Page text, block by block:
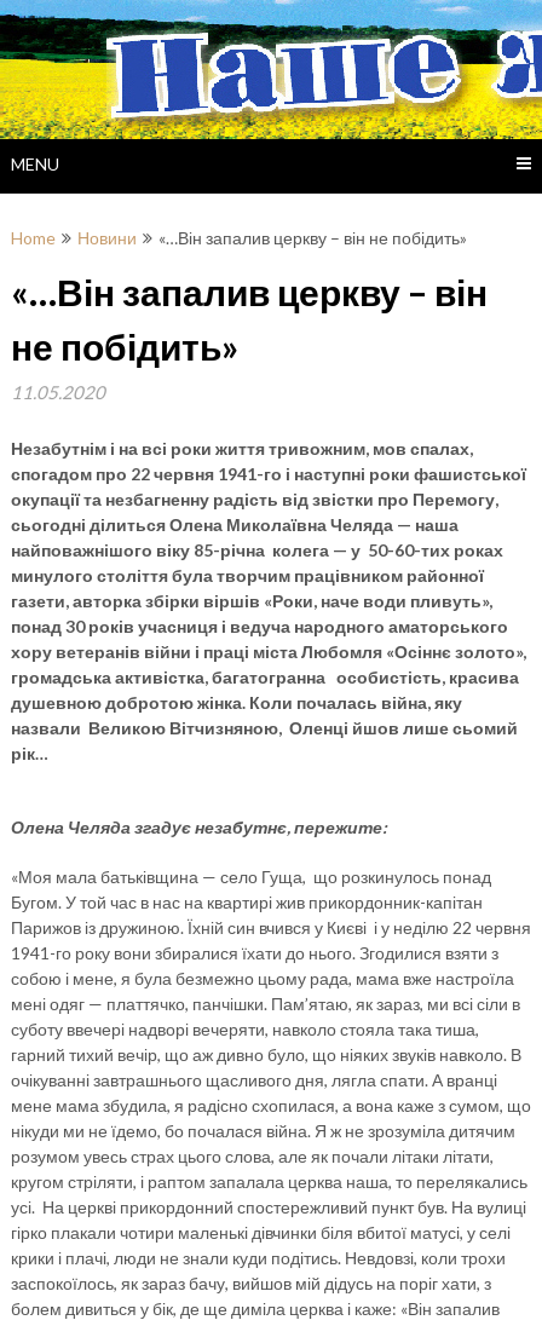
Skip
to
content
MENU
Home Новини «…Він запалив церкву – він не побідить»
«…Він запалив церкву – він
не побідить»
11.05.2020
Незабутнім і на всі роки життя тривожним, мов спалах,
спогадом про 22 червня 1941-го і наступні роки фашистської
окупації та незбагненну радість від звістки про Перемогу,
сьогодні ділиться Олена Миколаївна Челяда — наша
найповажнішого віку 85-річна колега — у 50-60-тих роках
минулого століття була творчим працівником районної
газети, авторка збірки віршів «Роки, наче води пливуть»,
понад 30 років учасниця і ведуча народного аматорського
хору ветеранів війни і праці міста Любомля «Осіннє золото»,
громадська активістка, багатогранна особистість, красива
душевною добротою жінка. Коли почалась війна, яку
назвали Великою Вітчизняною, Оленці йшов лише сьомий
рік…
Олена Челяда згадує незабутнє, пережите:
«Моя мала батьківщина — село Гуща, що розкинулось понад
Бугом. У той час в нас на квартирі жив прикордонник-капітан
Парижов із дружиною. Їхній син вчився у Києві і у неділю 22 червня
1941-го року вони збиралися їхати до нього. Згодилися взяти з
собою і мене, я була безмежно цьому рада, мама вже настроїла
мені одяг — платтячко, панчішки. Пам’ятаю, як зараз, ми всі сіли в
суботу ввечері надворі вечеряти, навколо стояла така тиша,
гарний тихий вечір, що аж дивно було, що ніяких звуків навколо. В
очікуванні завтрашнього щасливого дня, лягла спати. А вранці
мене мама збудила, я радісно схопилася, а вона каже з сумом, що
нікуди ми не їдемо, бо почалася війна. Я ж не зрозуміла дитячим
розумом увесь страх цього слова, але як почали літаки літати,
кругом стріляти, і раптом запалала церква наша, то перелякались
усі. На церкві прикордонний спостережливий пункт був. На вулиці
гірко плакали чотири маленькі дівчинки біля вбитої матусі, у селі
крики і плачі, люди не знали куди подітись. Невдовзі, коли трохи
заспокоїлось, як зараз бачу, вийшов мій дідусь на поріг хати, з
болем дивиться у бік, де ще диміла церква і каже: «Він запалив